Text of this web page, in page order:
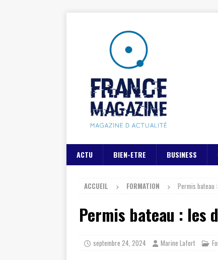
ACTU BIEN-ETRE BUSINESS
ACCUEIL FORMATION Permis bateau
Permis bateau :
septembre 24, 2024 Marine Lafort